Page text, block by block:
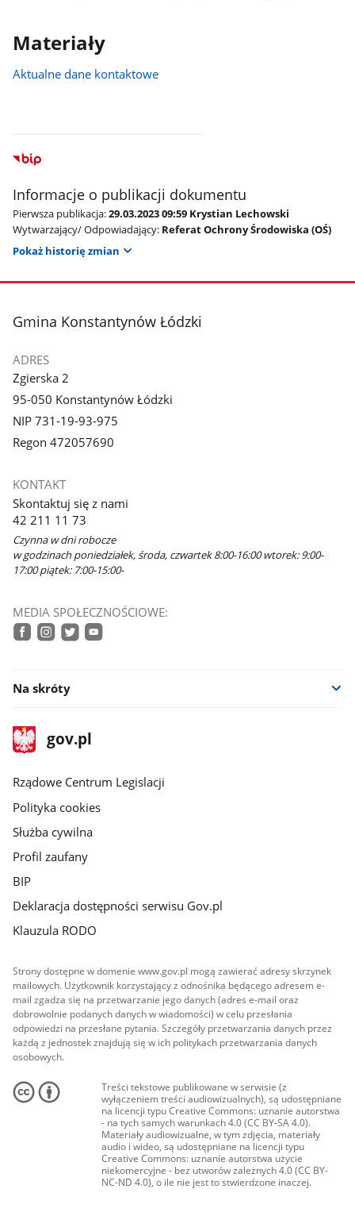
Materiały
Aktualne dane kontaktowe
Informacje o publikacji dokumentu
Pierwsza publikacja:29.03.2023 09:59 Krystian Lechowski
Wytwarzający/ Odpowiadający: Referat Ochrony Środowiska (OŚ)
Pokaż historię zmian
stopka
Gmina Konstantynów Łódzki
ADRES
Zgierska 2
95-050 Konstantynów Łódzki
NIP 731-19-93-975
Regon 472057690
KONTAKT
Skontaktuj się z nami
42 211 11 73
Czynna w dni robocze
w godzinach poniedziałek, środa, czwartek 8:00-16:00 wtorek: 9:00-
17:00 piątek: 7:00-15:00-
MEDIA SPOŁECZNOŚCIOWE:
Na skróty
stopka
gov.plStrona
gov.pl
Rządowe Centrum Legislacji
Polityka cookies
Służba cywilna
Profil zaufany
BIP
Deklaracja dostępności serwisu Gov.pl
Klauzula RODO
Strony dostępne w domenie www.gov.pl mogą zawierać adresy skrzynek
mailowych. Użytkownik korzystający z odnośnika będącego adresem e-
mail zgadza się na przetwarzanie jego danych (adres e-mail oraz
dobrowolnie podanych danych w wiadomości) w celu przesłania
odpowiedzi na przesłane pytania. Szczegóły przetwarzania danych przez
każdą z jednostek znajdują się w ich politykach przetwarzania danych
osobowych.
Treści tekstowe publikowane w serwisie (z
wyłączeniem treści audiowizualnych), są udostępniane
na licencji typu Creative Commons: uznanie autorstwa
- na tych samych warunkach 4.0 (CC BY-SA 4.0).
Materiały audiowizualne, w tym zdjęcia, materiały
audio i wideo, są udostępniane na licencji typu
Creative Commons: uznanie autorstwa użycie
niekomercyjne - bez utworów zależnych 4.0 (CC BY-
NC-ND 4.0), o ile nie jest to stwierdzone inaczej.